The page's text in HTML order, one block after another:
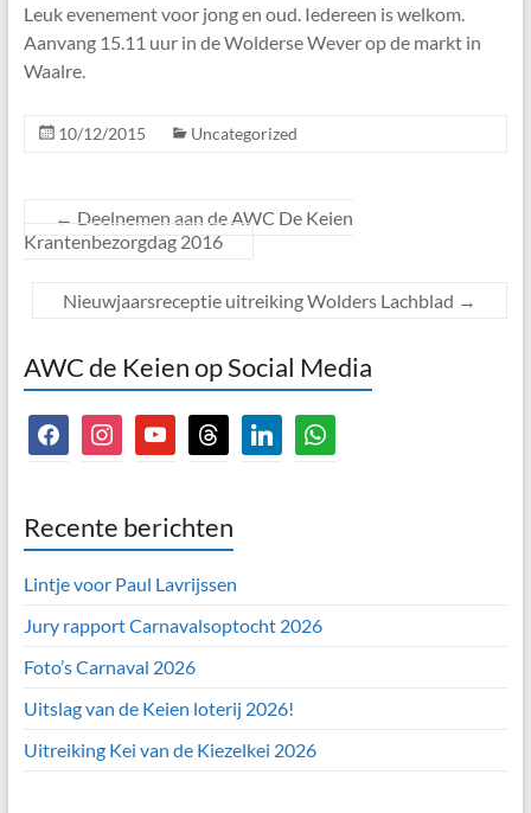
Leuk evenement voor jong en oud. Iedereen is welkom.
Aanvang 15.11 uur in de Wolderse Wever op de markt in
Waalre.
10/12/2015 Uncategorized
← Deelnemen aan de AWC De Keien
Krantenbezorgdag 2016
Nieuwjaarsreceptie uitreiking Wolders Lachblad →
AWC de Keien op Social Media
facebookinstagramyoutubethreads linkedinwhatsapp
Recente berichten
Lintje voor Paul Lavrijssen
Jury rapport Carnavalsoptocht 2026
Foto’s Carnaval 2026
Uitslag van de Keien loterij 2026!
Uitreiking Kei van de Kiezelkei 2026